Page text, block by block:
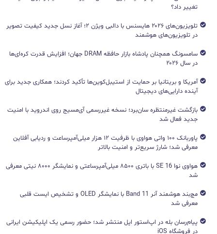
تغییر داد؟
تلویزیون‌های ۲۰۲۶ هایسنس با دالبی ویژن ۲؛ آغاز نسل جدید کیفیت تصویر
در تلویزیون‌های هوشمند
سامسونگ همچنان پادشاه بازار حافظه DRAM جهان؛ افزایش قدرت کره‌ای‌ها
در سال ۲۰۲۶
آمریکا و بریتانیا بر حمایت از استیبل‌کوین‌ها تأکید کردند؛ همکاری جدید برای
آینده دارایی‌های دیجیتال
بازگشت غیرمنتظره سان‌برد؛ نسخه غیررسمی آی‌مسیج روی اندروید با امنیت
جدید فعال شد
پاوربانک ۱۰۰ واتی هواوی با ظرفیت ۱۲ هزار میلی‌آمپرساعت و ردیابی آفلاین
معرفی شد؛ شارژ سریع‌تر و امنیت بالاتر
هواوی نوا 16 SE با باتری ۸۵۰۰ میلی‌آمپرساعتی و نمایشگر ۸۰۰۰ نیتی معرفی
شد
مچ‌بند هوشمند آنر Band 11 با نمایشگر OLED و تشخیص ایست قلبی
معرفی شد
پیام‌رسان بله در اپ‌استور اپل منتشر شد؛ حضور رسمی یک اپلیکیشن ایرانی
در فروشگاه iOS